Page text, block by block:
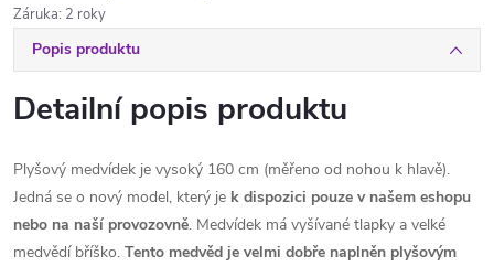
Záruka: 2 roky
Popis produktu
Detailní popis produktu
Plyšový medvídek je vysoký 160 cm (měřeno od nohou k hlavě).
Jedná se o nový model, který je k dispozici pouze v našem eshopu
nebo na naší provozovně. Medvídek má vyšívané tlapky a velké
medvědí bříško. Tento medvěd je velmi dobře naplněn plyšovým